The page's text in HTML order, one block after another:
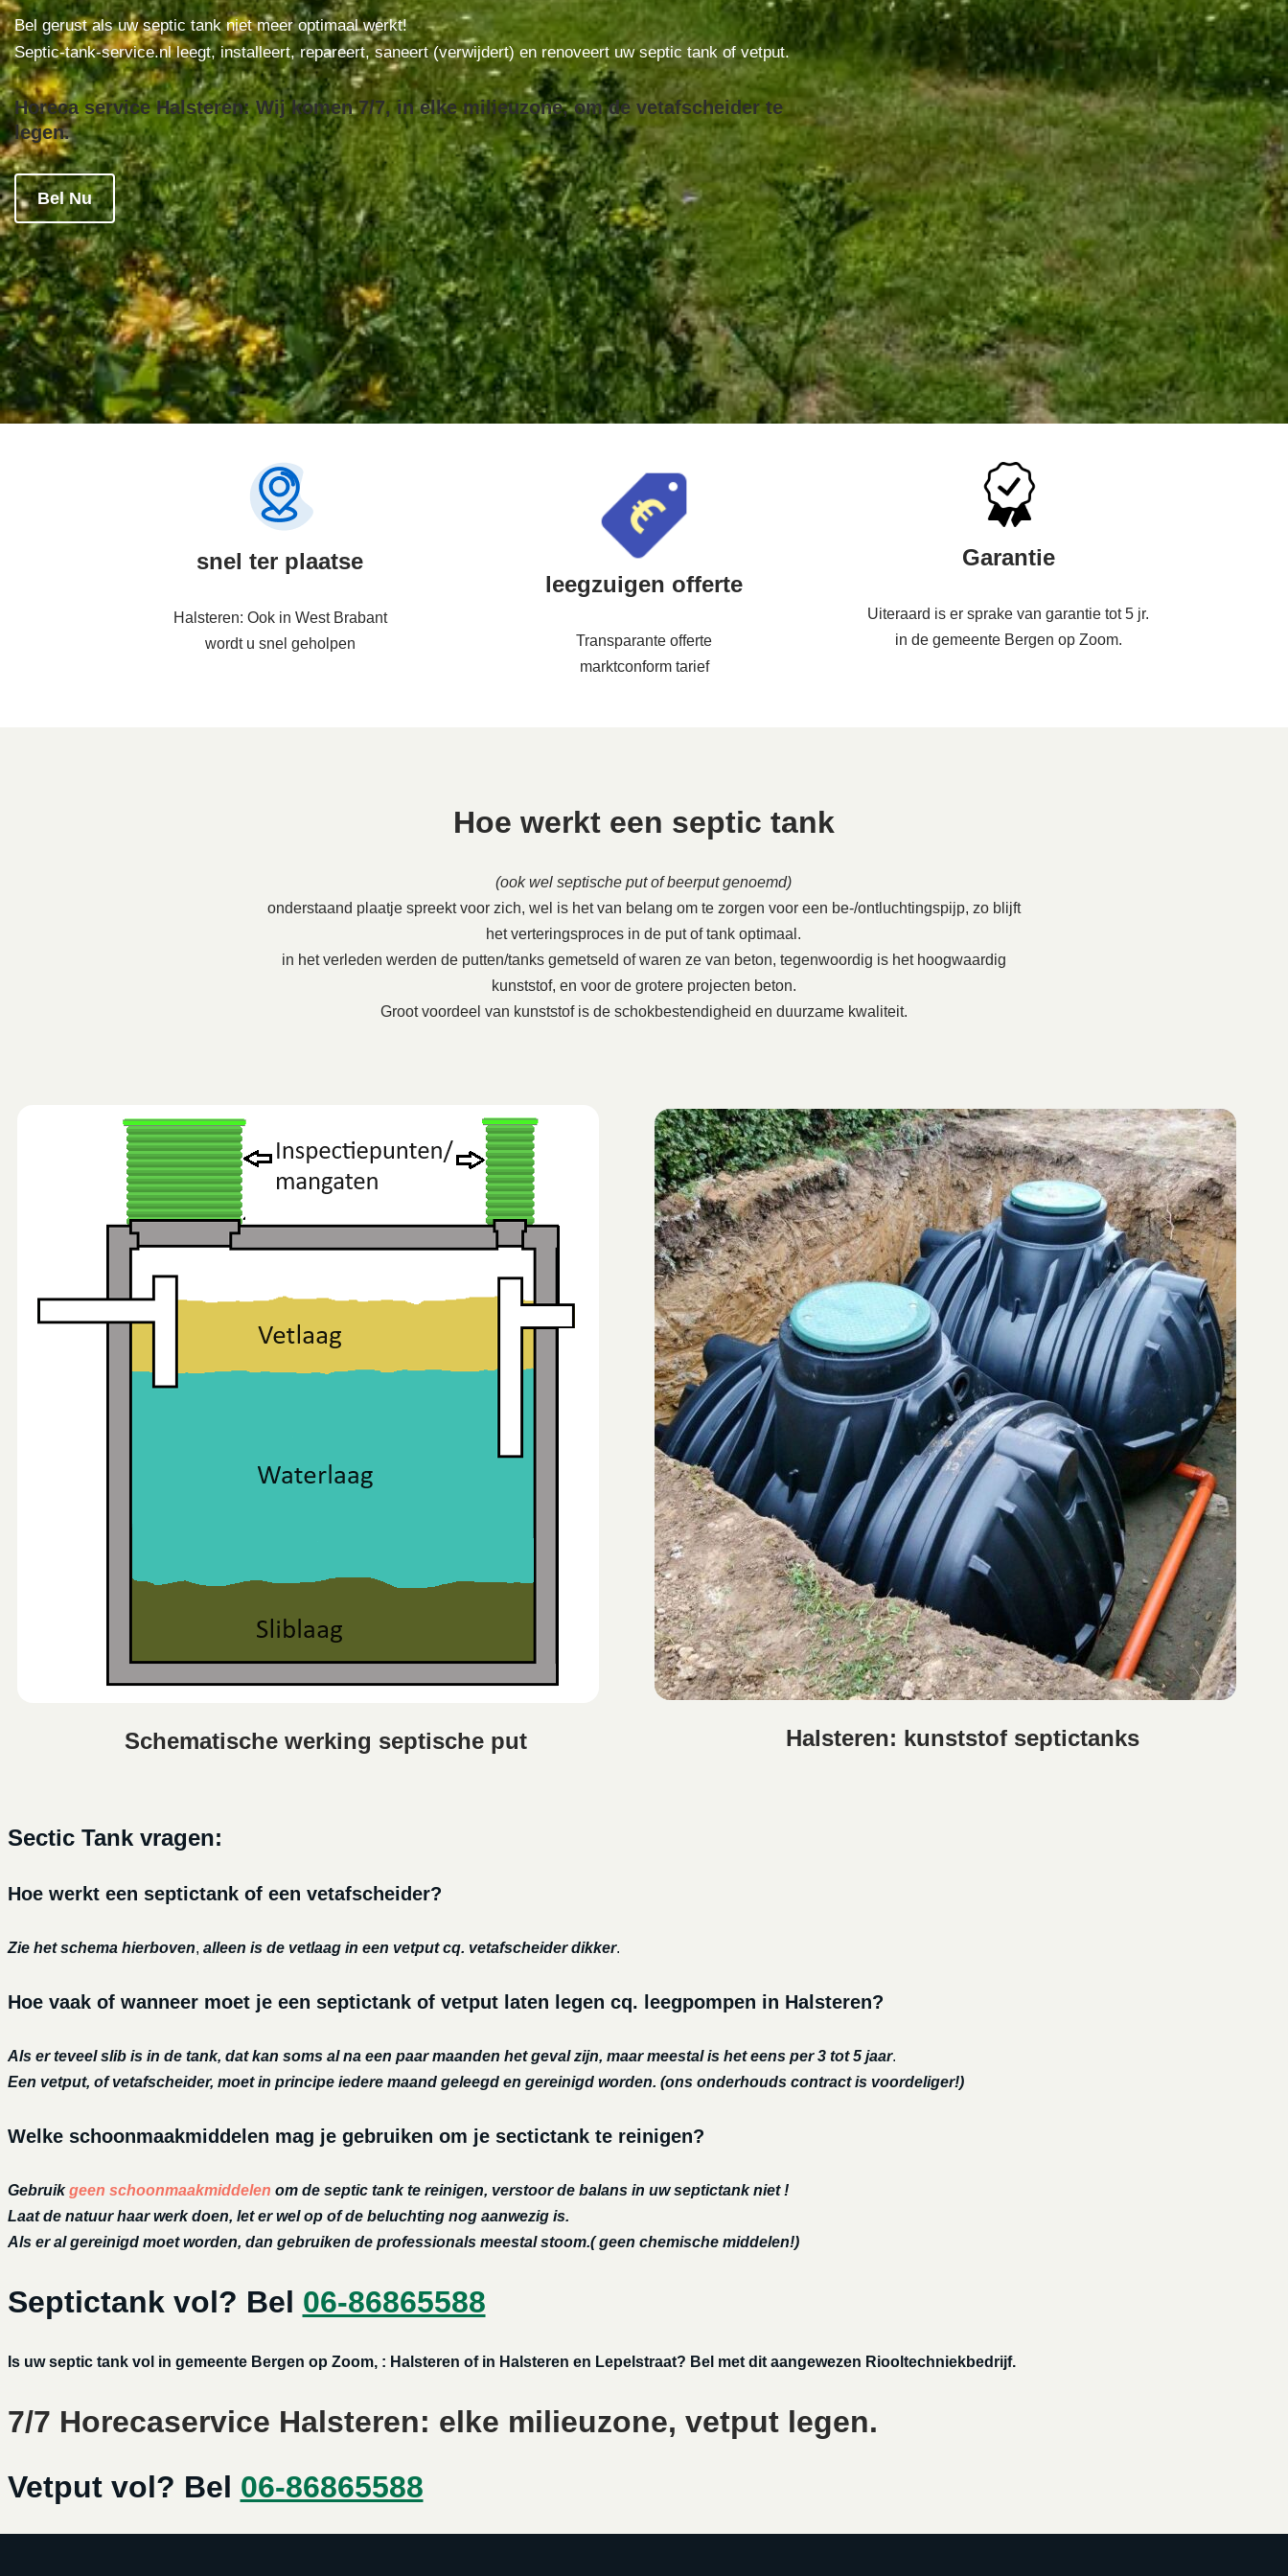
Bel gerust als uw septic tank niet meer optimaal werkt!
Septic-tank-service.nl leegt, installeert, repareert, saneert (verwijdert) en renoveert uw septic tank of vetput.
Horeca service Halsteren: Wij komen 7/7, in elke milieuzone, om de vetafscheider te
legen.
Bel Nu
snel ter plaatse
Halsteren: Ook in West Brabant
wordt u snel geholpen
leegzuigen offerte
Transparante offerte
marktconform tarief
Garantie
Uiteraard is er sprake van garantie tot 5 jr.
in de gemeente Bergen op Zoom.
Hoe werkt een septic tank
(ook wel septische put of beerput genoemd)
onderstaand plaatje spreekt voor zich, wel is het van belang om te zorgen voor een be-/ontluchtingspijp, zo blijft
het verteringsproces in de put of tank optimaal.
in het verleden werden de putten/tanks gemetseld of waren ze van beton, tegenwoordig is het hoogwaardig
kunststof, en voor de grotere projecten beton.
Groot voordeel van kunststof is de schokbestendigheid en duurzame kwaliteit.
Schematische werking septische put Halsteren: kunststof septictanks
Sectic Tank vragen:
Hoe werkt een septictank of een vetafscheider?
Zie het schema hierboven, alleen is de vetlaag in een vetput cq. vetafscheider dikker.
Hoe vaak of wanneer moet je een septictank of vetput laten legen cq. leegpompen in Halsteren?
Als er teveel slib is in de tank, dat kan soms al na een paar maanden het geval zijn, maar meestal is het eens per 3 tot 5 jaar.
Een vetput, of vetafscheider, moet in principe iedere maand geleegd en gereinigd worden. (ons onderhouds contract is voordeliger!)
Welke schoonmaakmiddelen mag je gebruiken om je sectictank te reinigen?
Gebruikgeen schoonmaakmiddelen om de septic tank te reinigen, verstoor de balans in uw septictank niet !
Laat de natuur haar werk doen, let er wel op of de beluchting nog aanwezig is.
Als er al gereinigd moet worden, dan gebruiken de professionals meestal stoom.( geen chemische middelen!)
Septictank vol? Bel 06-86865588
Is uw septic tank vol in gemeente Bergen op Zoom, : Halsteren of in Halsteren en Lepelstraat? Bel met dit aangewezen Riooltechniekbedrijf.
7/7 Horecaservice Halsteren: elke milieuzone, vetput legen.
Vetput vol? Bel 06-86865588